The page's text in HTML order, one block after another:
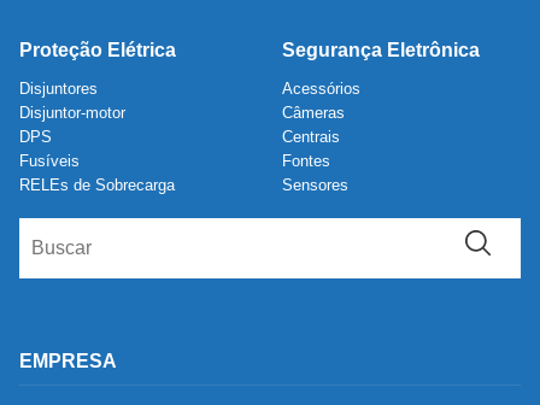
Proteção Elétrica
Disjuntores
Disjuntor-motor
DPS
Fusíveis
RELEs de Sobrecarga
Segurança Eletrônica
Acessórios
Câmeras
Centrais
Fontes
Sensores
EMPRESA